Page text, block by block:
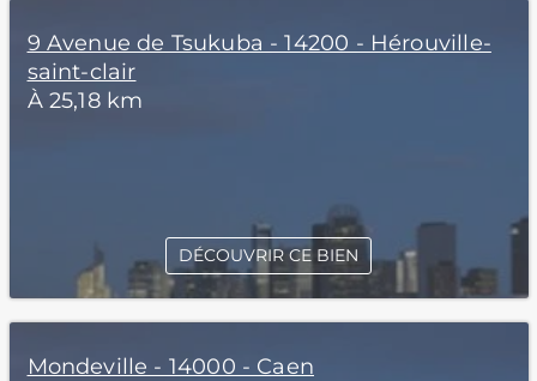
9 Avenue de Tsukuba - 14200 - Hérouville-
saint-clair
À 25,18 km
DÉCOUVRIR CE BIEN
Mondeville - 14000 - Caen